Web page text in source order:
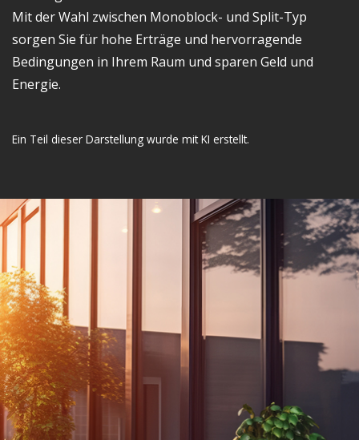
Mit der Wahl zwischen Monoblock- und Split-Typ
sorgen Sie für hohe Erträge und hervorragende
Bedingungen in Ihrem Raum und sparen Geld und
Energie.
Ein Teil dieser Darstellung wurde mit KI erstellt.